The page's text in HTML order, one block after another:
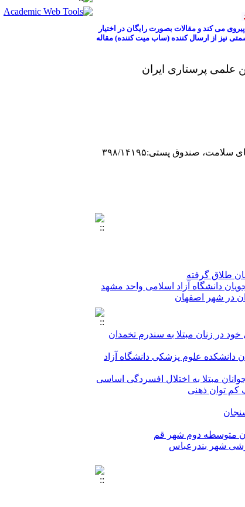
می کند و مقالات بصورت رایگان در اختیار
نیز از ارسال کننده (ساب میت کننده) مقاله
علمی پرستاری ایران
صندوق پستی:۳۹۸/۱۴۱۹۵
طلاق گرفته
دانشگاه آزاد اسلامی واحد مشهد
در شهر اصفهان
خاص
طلاق گرفته
دانشگاه آزاد اسلامی واحد مشهد
در شهر اصفهان
خاص
در زنان مبتلا به سندرم تخمدان
علوم پزشکی دانشگاه آزاد
مبتلا به اختلال افسردگی اساسی
کم توان ذهنی
متوسطه دوم شهر قم
شهر بندرعباس